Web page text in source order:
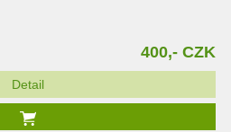
400,- CZK
Detail